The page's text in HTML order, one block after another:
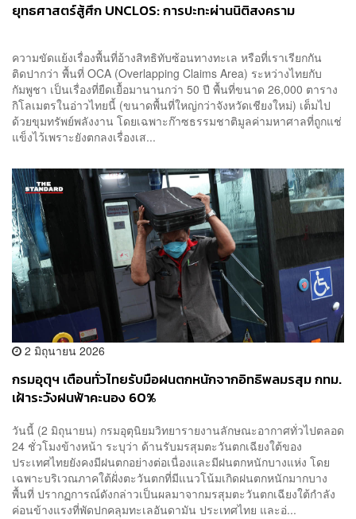
ยุทธศาสตร์สู้ศึก UNCLOS: การปะทะผ่านนิติสงคราม
ความขัดแย้งเรื่องพื้นที่อ้างสิทธิทับซ้อนทางทะเล หรือที่เราเรียกกัน
ติดปากว่า พื้นที่ OCA (Overlapping Claims Area) ระหว่างไทยกับ
กัมพูชา เป็นเรื่องที่ยืดเยื้อมานานกว่า 50 ปี พื้นที่ขนาด 26,000 ตาราง
กิโลเมตรในอ่าวไทยนี้ (ขนาดพื้นที่ใหญ่กว่าจังหวัดเชียงใหม่) เต็มไป
ด้วยขุมทรัพย์พลังงาน โดยเฉพาะก๊าซธรรมชาติมูลค่ามหาศาลที่ถูกแช่
แข็งไว้เพราะยังตกลงเรื่องเส...
2 มิถุนายน 2026
กรมอุตุฯ เตือนทั่วไทยรับมือฝนตกหนักจากอิทธิพลมรสุม กทม.
เฝ้าระวังฝนฟ้าคะนอง 60%
วันนี้ (2 มิถุนายน) กรมอุตุนิยมวิทยารายงานลักษณะอากาศทั่วไปตลอด
24 ชั่วโมงข้างหน้า ระบุว่า ด้านรับมรสุมตะวันตกเฉียงใต้ของ
ประเทศไทยยังคงมีฝนตกอย่างต่อเนื่องและมีฝนตกหนักบางแห่ง โดย
เฉพาะบริเวณภาคใต้ฝั่งตะวันตกที่มีแนวโน้มเกิดฝนตกหนักมากบาง
พื้นที่ ปรากฏการณ์ดังกล่าวเป็นผลมาจากมรสุมตะวันตกเฉียงใต้กำลัง
ค่อนข้างแรงที่พัดปกคลุมทะเลอันดามัน ประเทศไทย และอ่...